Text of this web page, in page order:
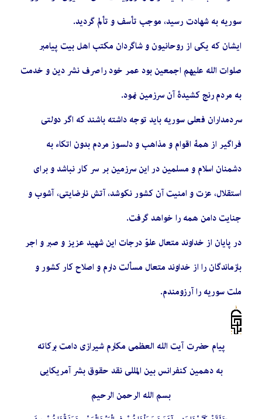
سوریه به شهادت رسید، موجب تأسف و تألم گردید.
ایشان که یکی از روحانیون و شاگردان مکتب اهل بیت پیامبر
صلوات الله علیهم اجمعین بود عمر خود را صرف نشر دین و خدمت
به مردم رنج کشیدۀ آن سرزمین نمود.
سردمداران فعلی سوریه باید توجه داشته باشند که اگر دولتی
فراگیر از همۀ اقوام و مذاهب و دلسوز مردم بدون اتکاء به
دشمنان اسلام و مسلمین در این سرزمین بر سر کار نباشد و برای
استقلال، عزت و امنیت آن کشور نکوشد، آتش نارضایتی، آشوب و
جنایت دامن همه را خواهد گرفت.
در پایان از خداوند متعال علوّ درجات این شهید عزیز و صبر و اجر
بازماندگان را از خداوند متعال مسألت دارم و اصلاح کار کشور و
ملت سوریه را آرزومندم.
پیام حضرت آیت الله العظمی مکارم شیرازی دامت برکاته
به دهمین کنفرانس بین المللی نقد حقوق بشر آمریکایی
بسم الله الرحمن الرحيم